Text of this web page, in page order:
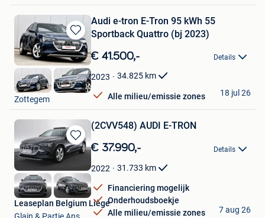
Bewaren
in
Mijn
Favorieten
Audi e-tron E-Tron 95 kWh 55
Sportback Quattro (bj 2023)
€ 41.500,- Details
2023 34.825 km
Alle milieu/emissie zones
GDC Auto
Zottegem
18 jul 26
Bewaren
in
Favorieten
(2CVV548) AUDI E-TRON
€ 37.990,- Details
2022 31.733 km
Financiering mogelijk
Onderhoudsboekje
Alle milieu/emissie zones
Leaseplan Belgium Liège
Glain & Partie Ans
7 aug 26